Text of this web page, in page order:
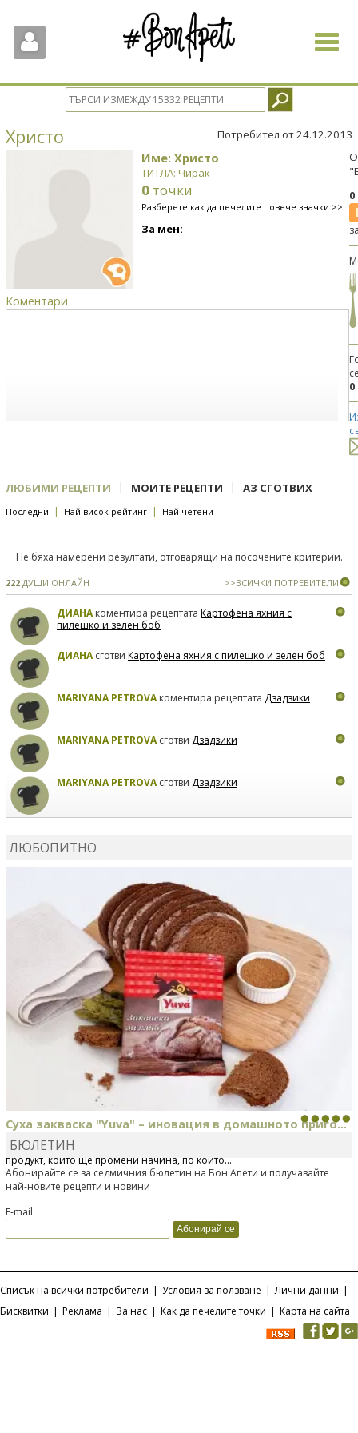
Toggle
Христо Потребител от 24.12.2013
Име: Христо
ТИТЛА: Чирак
0 точки
Разберете как да печелите повече значки >>
За мен:
Коментари
0
ЛЮБИМИ РЕЦЕПТИ | МОИТЕ РЕЦЕПТИ | АЗ СГОТВИХ
Последни | Най-висок рейтинг | Най-четени
Не бяха намерени резултати, отговарящи на посочените критерии.
222 ДУШИ ОНЛАЙН >>ВСИЧКИ ПОТРЕБИТЕЛИ
ДИАНАкоментира рецептата Картофена яхния с
пилешко и зелен боб
ДИАНАсготви Картофена яхния с пилешко и зелен боб
MARIYANA PETROVAкоментира рецептата Дзадзики
MARIYANA PETROVAсготви Дзадзики
MARIYANA PETROVAсготви Дзадзики
ЛЮБОПИТНО
Суха закваска "Yuva" – иновация в домашното приго...
Отскоро Лесафр България стартира предлагането на изцяло нов
продукт, който ще промени начина, по който...
БЮЛЕТИН
Абонирайте се за седмичния бюлетин на Бон Апети и получавайте
най-новите рецепти и новини
E-mail:
Списък на всички потребители | Условия за ползване | Лични данни |
Бисквитки | Реклама | За нас | Как да печелите точки | Карта на сайта